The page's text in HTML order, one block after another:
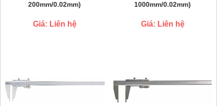
200mm/0.02mm)
Giá: Liên hệ
1000mm/0.02mm)
Giá: Liên hệ